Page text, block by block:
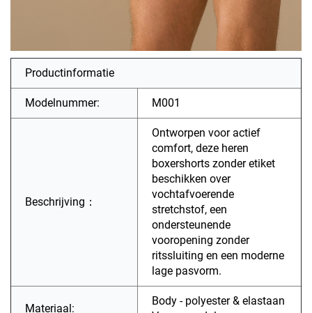
Productinformatie
Modelnummer: M001
Beschrijving：
Ontworpen voor actief
comfort, deze heren
boxershorts zonder etiket
beschikken over
vochtafvoerende
stretchstof, een
ondersteunende
vooropening zonder
ritssluiting en een moderne
lage pasvorm.
Materiaal:
Body - polyester & elastaan